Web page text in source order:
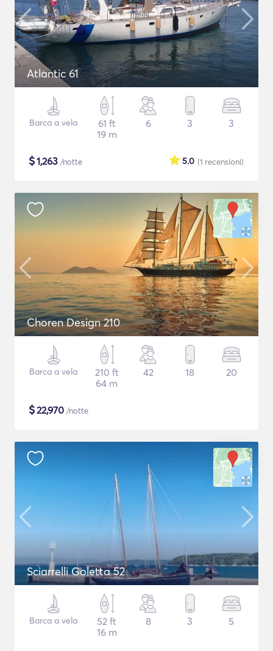
Atlantic 61
Barca a vela
61 ft
19 m
6 3 3
$1,263 /notte (1 recensioni)
5.0
Choren Design 210
Barca a vela
210 ft
64 m
42 18 20
$22,970 /notte
Sciarrelli Goletta 52
Barca a vela
52 ft
16 m
8 3 5